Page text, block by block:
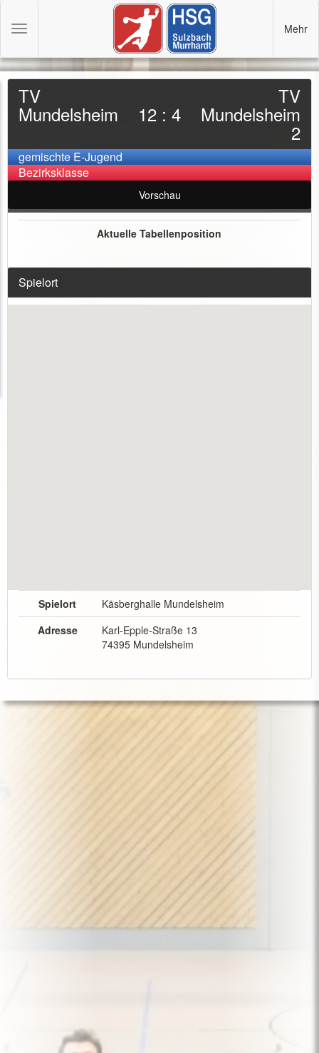
TV
Mundelsheim 12 : 4
TV
Mundelsheim
2
gemischte E-Jugend
Bezirksklasse
Vorschau
Aktuelle Tabellenposition
Spielort
Spielort
Käsberghalle Mundelsheim
Adresse
Karl-Epple-Straße 13
74395 Mundelsheim
Toggle
Mehr